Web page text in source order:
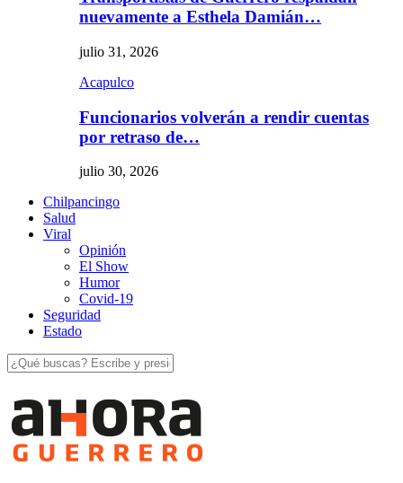
nuevamente a Esthela Damián…
julio 31, 2026
Acapulco
Funcionarios volverán a rendir cuentas
por retraso de…
julio 30, 2026
Chilpancingo
Salud
Viral
Opinión
El Show
Humor
Covid-19
Seguridad
Estado